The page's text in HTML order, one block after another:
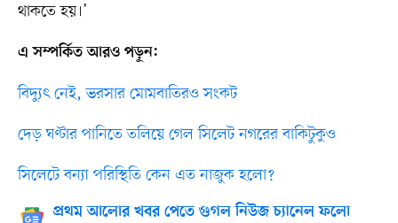
থাকতে হয়।’
এ সম্পর্কিত আরও পড়ুন:
বিদ্যুৎ নেই, ভরসার মোমবাতিরও সংকট
দেড় ঘণ্টার পানিতে তলিয়ে গেল সিলেট নগরের বাকিটুকুও
সিলেটে বন্যা পরিস্থিতি কেন এত নাজুক হলো?
প্রথম আলোর খবর পেতে গুগল নিউজ চ্যানেল ফলো